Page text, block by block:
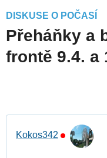
DISKUSE O POČASÍ
Přeháňky a
frontě 9.4. a
Kokos342